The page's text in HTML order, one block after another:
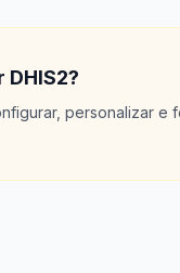
personalizar e